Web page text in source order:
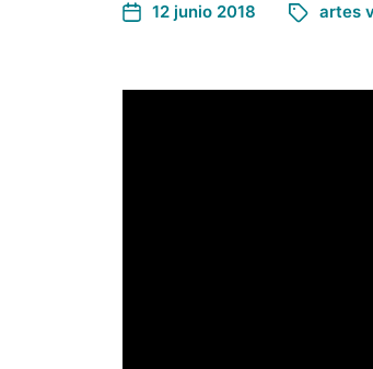
12 junio 2018 artes